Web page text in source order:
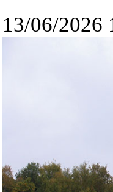
13/06/2026